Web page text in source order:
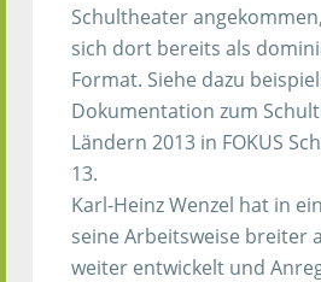
Schultheater
sich dort bereits als
Format. Siehe dazu
Dokumentation zum
Ländern 2013 in FOKUS
13.
Karl-Heinz Wenzel hat in
seine Arbeitsweise breiter
weiter entwickelt und